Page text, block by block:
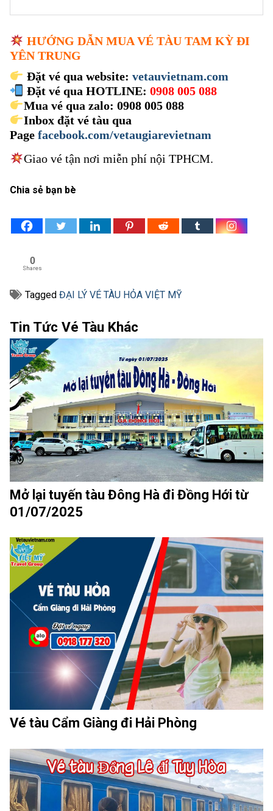
HƯỚNG DẪN MUA VÉ TÀU TAM KỲ ĐI
YÊN TRUNG
Đặt vé qua website: vetauvietnam.com
Đặt vé qua HOTLINE: 0908 005 088
Mua vé qua zalo: 0908 005 088
Inbox đặt vé tàu qua
Page facebook.com/vetaugiarevietnam
Giao vé tận nơi miễn phí nội TPHCM.
Chia sẻ bạn bè
0
Shares
Tagged ĐẠI LÝ VÉ TÀU HỎA VIỆT MỸ
Tin Tức Vé Tàu Khác
Mở lại tuyến tàu Đông Hà đi Đồng Hới từ
01/07/2025
Vé tàu Cẩm Giàng đi Hải Phòng